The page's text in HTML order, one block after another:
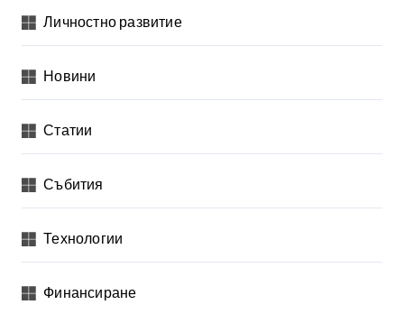
Личностно развитие
Новини
Статии
Събития
Технологии
Финансиране